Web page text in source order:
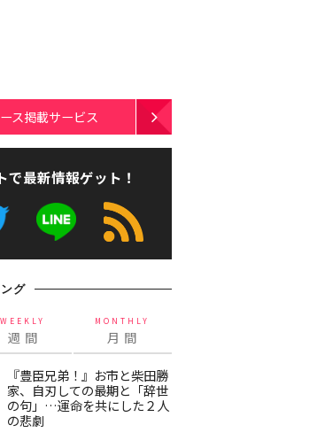
ス掲載サービス
で最新情報ゲット！
グ
WEEKLY
週 間
MONTHLY
月 間
『豊臣兄弟！』お市と柴田勝
家、自刃しての最期と「辞世
の句」…運命を共にした２人
の悲劇